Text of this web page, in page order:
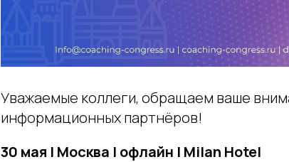
Уважаемые коллеги, обращаем ваше
информационных партнёров!
30 мая | Москва | офлайн | Milan Hotel